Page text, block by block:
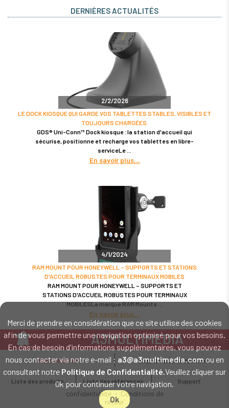
Merci de prendre en considération que ce site utilise des cookies
afin de vous permettre une navigation optimisé pour vos besoins.
En cas de besoin d'informations supplémentaires, vous pouvez
nous contacter via notre e-mail : a3@a3multimedia.comou en
consultant notre Politique de Confidentialité.Veuillez cliquer sur
Ok pour continuer votre navigation.
Ok
DERNIÈRES ACTUALITÉS
2/2/2026
LE DOCK KIOSQUE QUI GARDE VOS TABLETTES STABLES, VISIBLES ET
TOUJOURS CHARGÉES.
GDS® Uni-Conn™ Dock kiosque : la station d'accueil qui
sécurise, positionne et recharge vos tablettes en libre-
serviceLe
En savoir plus
4/1/2024
RAM MOUNT POUR HONEYWELL – SUPPORTS ET STATIONS
D'ACCUEIL ROBUSTES POUR TERMINAUX MOBILES
RAM MOUNT POUR HONEYWELL – SUPPORTS ET
STATIONS D'ACCUEIL ROBUSTES POUR TERMINAUX
MOBILESLa marque RAM Mounts
En savoir plus
A3MULTIMEDIA
LE SPÉCIALISTE MATÉRIEL ET LOGICIEL CODE BARRE
Intervention sur tout le territoire : Cholet - Nantes - Angers - Rennes - Le
Mans - Bordeaux - Paris - Lille - Brest - Toulouse - Marseille - Poitiers -
Caen - Lyon - Reims - Lorient - Vannes - Quimper - Rouen
02 52 45 00 20 a3@a3multimedia.com
Liste des produits Liste des références Support
Mentions légales-Politique de
confidentialité - Conditions de
retour